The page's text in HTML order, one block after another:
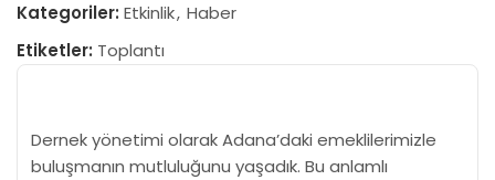
Kategoriler: Etkinlik, Haber
Etiketler: Toplantı
Dernek yönetimi olarak Adana’daki emeklilerimizle
buluşmanın mutluluğunu yaşadık. Bu anlamlı